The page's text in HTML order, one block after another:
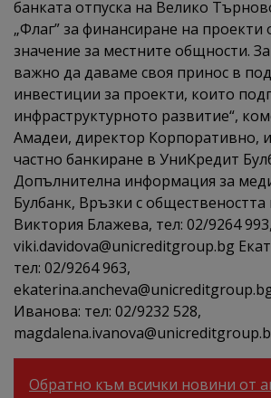
банката отпуска на Велико
„Флаг” за финансиране на
значение за местните общности.
важно да даваме своя принос в
инвестиции за проекти, които
инфраструктурното развитие“,
Амадеи, директор Корпоративно,
частно банкиране в УниКредит
Допълнителна информация за
Булбанк, Връзки с
Виктория Блажева, тел: 02/9264 993,
viki.davidova@unicreditgroup.bg
тел: 02/9264 963,
Иванова: тел: 02/9232 528,
Обратно към всички новини от